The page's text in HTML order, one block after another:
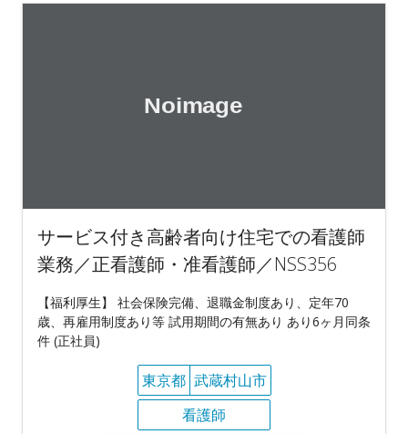
サービス付き高齢者向け住宅での看護師
業務／正看護師・准看護師／NSS356
【福利厚生】 社会保険完備、退職金制度あり、定年70
歳、再雇用制度あり等 試用期間の有無あり あり6ヶ月同条
件 (正社員)
東京都 武蔵村山市
看護師